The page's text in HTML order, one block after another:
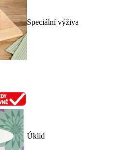
Speciální výživa
Úklid